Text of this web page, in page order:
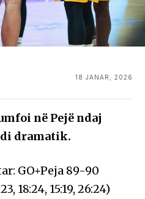
18 JANAR, 2026
në Pejë ndaj
dramatik.
GO+Peja 89-90
18:24, 15:19, 26:24)